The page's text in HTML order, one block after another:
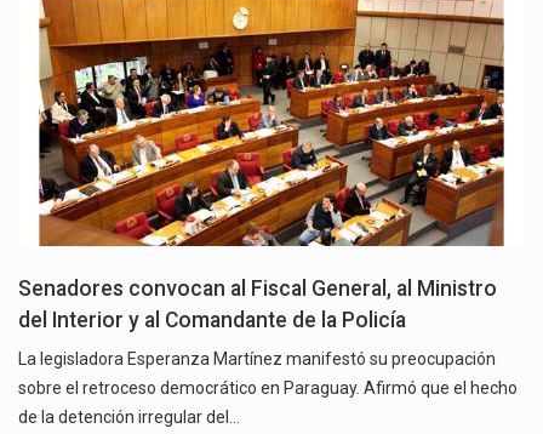
Senadores convocan al Fiscal General, al Ministro
del Interior y al Comandante de la Policía
La legisladora Esperanza Martínez manifestó su preocupación
sobre el retroceso democrático en Paraguay. Afirmó que el hecho
de la detención irregular del…